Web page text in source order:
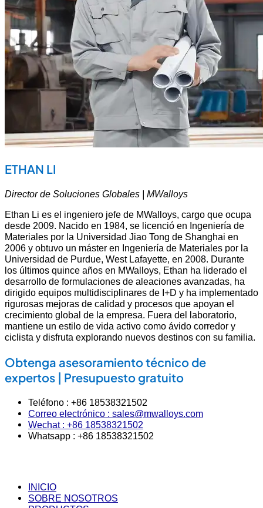
ETHAN LI
Director de Soluciones Globales | MWalloys
Ethan Li es el ingeniero jefe de MWalloys, cargo que ocupa
desde 2009. Nacido en 1984, se licenció en Ingeniería de
Materiales por la Universidad Jiao Tong de Shanghai en
2006 y obtuvo un máster en Ingeniería de Materiales por la
Universidad de Purdue, West Lafayette, en 2008. Durante
los últimos quince años en MWalloys, Ethan ha liderado el
desarrollo de formulaciones de aleaciones avanzadas, ha
dirigido equipos multidisciplinares de I+D y ha implementado
rigurosas mejoras de calidad y procesos que apoyan el
crecimiento global de la empresa. Fuera del laboratorio,
mantiene un estilo de vida activo como ávido corredor y
ciclista y disfruta explorando nuevos destinos con su familia.
Obtenga asesoramiento técnico de
expertos | Presupuesto gratuito
Teléfono : +86 18538321502
Correo electrónico : sales@mwalloys.com
Wechat : +86 18538321502
Whatsapp : +86 18538321502
INICIO
SOBRE NOSOTROS